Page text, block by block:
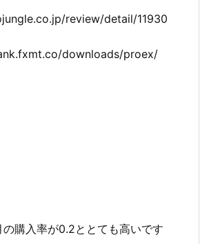
review/detail/11930
downloads/proex/
購入率が0.2ととても高いです